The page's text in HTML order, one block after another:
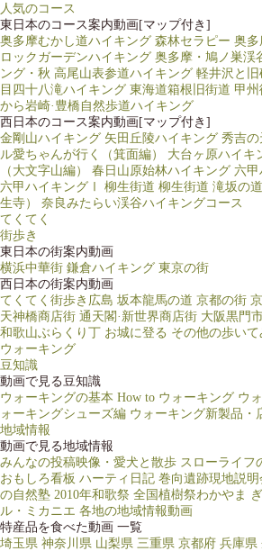
人気のコース
東日本のコース案内動画[マップ付き]
奥多摩むかし道ハイキング 森林セラピー 奥
ロックガーデンハイキング 奥多摩・鳩ノ巣渓
ング・秋 高尾山表参道ハイキング 軽井沢と
目四十八滝ハイキング 東海道箱根旧街道 甲
から岩崎·豊橋自然歩道ハイキング
西日本のコース案内動画[マップ付き]
金剛山ハイキング 矢田丘陵ハイキング 秀吉
ル愛ちゃんが行く（箕面編）
大台ヶ原ハイキ
（大文字山編）
春日山原始林ハイキング 六
六甲ハイキングⅠ
柳生街道 柳生街道 滝坂の道
生寺）
奈良みたらい渓谷ハイキングコース
てくてく
街歩き
東日本の街案内動画
横浜中華街 鎌倉ハイキング 東京の街
西日本の街案内動画
てくてく街歩き広島 坂本龍馬の道 京都の街
天神橋商店街 通天閣·新世界商店街 大阪黒門
和歌山ぶらくり丁 お城に登る その他の歩いて
ウォーキング
豆知識
動画で見る豆知識
ウォーキングの基本 How to ウォーキング ウ
ォーキングシューズ編 ウォーキング新製品・
地域情報
動画で見る地域情報
みんなの投稿映像・愛犬と散歩 スローライフ
おもしろ看板 ハーティ日記 巻向遺跡現地説明
の自然塾 2010年和歌祭 全国植樹祭わかやま
ル・ミカニエ 各地の地域情報動画
特産品を食べた動画 一覧
埼玉県 神奈川県 山梨県 三重県 京都府 兵庫県